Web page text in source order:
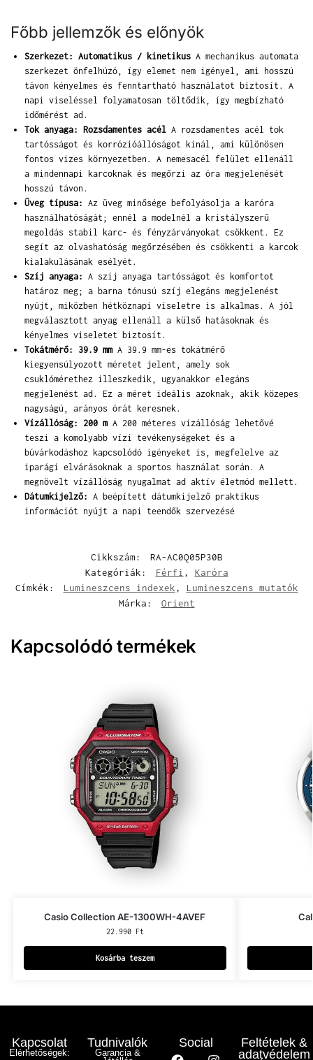
Főbb jellemzők és előnyök
Szerkezet: Automatikus / kinetikus A mechanikus automata
szerkezet önfelhúzó, így elemet nem igényel, ami hosszú
távon kényelmes és fenntartható használatot biztosít. A
napi viseléssel folyamatosan töltődik, így megbízható
időmérést ad.
Tok anyaga: Rozsdamentes acél A rozsdamentes acél tok
tartósságot és korrózióállóságot kínál, ami különösen
fontos vizes környezetben. A nemesacél felület ellenáll
a mindennapi karcoknak és megőrzi az óra megjelenését
hosszú távon.
Üveg típusa: Az üveg minősége befolyásolja a karóra
használhatóságát; ennél a modelnél a kristályszerű
megoldás stabil karc- és fényzárványokat csökkent. Ez
segít az olvashatóság megőrzésében és csökkenti a karcok
kialakulásának esélyét.
Szíj anyaga: A szíj anyaga tartósságot és komfortot
határoz meg; a barna tónusú szíj elegáns megjelenést
nyújt, miközben hétköznapi viseletre is alkalmas. A jól
megválasztott anyag ellenáll a külső hatásoknak és
kényelmes viseletet biztosít.
Tokátmérő: 39.9 mmA 39.9 mm-es tokátmérő
kiegyensúlyozott méretet jelent, amely sok
csuklómérethez illeszkedik, ugyanakkor elegáns
megjelenést ad. Ez a méret ideális azoknak, akik közepes
nagyságú, arányos órát keresnek.
Vízállóság: 200 mA 200 méteres vízállóság lehetővé
teszi a komolyabb vízi tevékenységeket és a
búvárkodáshoz kapcsolódó igényeket is, megfelelve az
iparági elvárásoknak a sportos használat során. A
megnövelt vízállóság nyugalmat ad aktív életmód mellett.
Dátumkijelző: A beépített dátumkijelző praktikus
információt nyújt a napi teendők szervezésé
Cikkszám:
RA-AC0Q05P30B
Kategóriák:
Férfi , Karóra
Címkék:
Lumineszcens indexek, Lumineszcens mutatók
Márka:
Orient
Kapcsolódó termékek
Casio Collection AE-1300WH-4AVEF
22.990 Ft
Kosárba teszem
Kapcsolat
Elérhetőségek:
Tudnivalók
Garancia &
Social
Feltételek &
adatvédelem